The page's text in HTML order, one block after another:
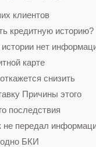
клиентов
кредитную историю?
истории нет
карте
снизить
Причины этого
последствия
не передал
одно БКИ